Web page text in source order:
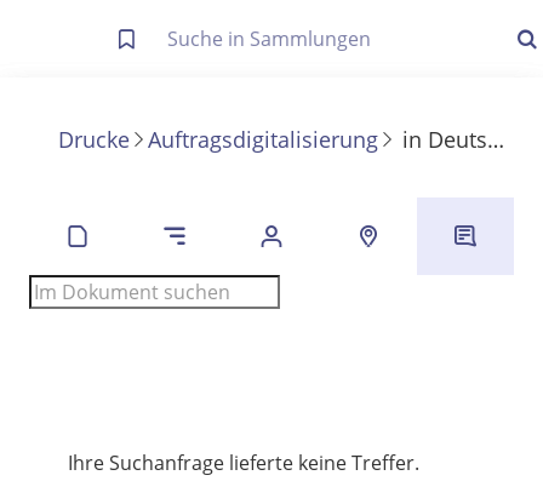
Die letzte Trefferliste besteht aus Ihrer letzten Suche, samt
Anzeigen
Zuletzt gesucht
Drucke Auftragsdigitalisierung in Deutschlands Finanzen
Ihre Suchanfrage lieferte keine Treffer.